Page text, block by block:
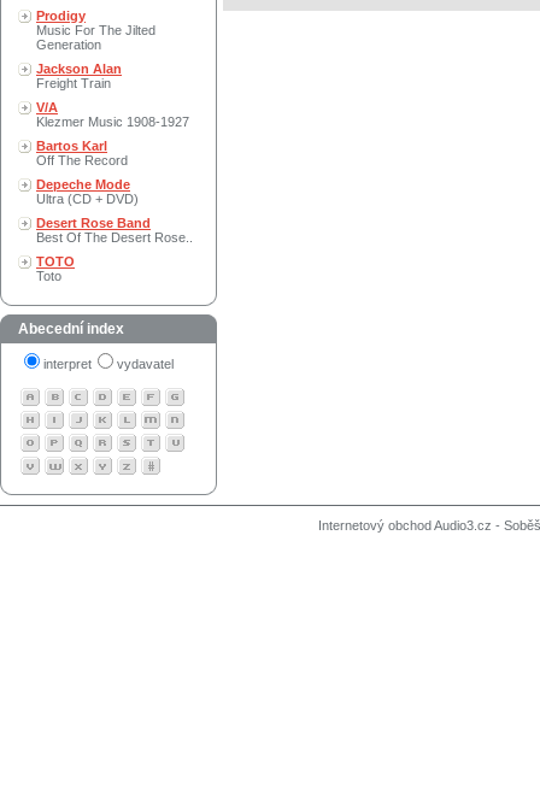
Prodigy
Music For The Jilted
Generation
Jackson Alan
Freight Train
V/A
Klezmer Music 1908-1927
Bartos Karl
Off The Record
Depeche Mode
Ultra (CD + DVD)
Desert Rose Band
Best Of The Desert Rose..
TOTO
Toto
Abecední index
interpret vydavatel
Internetový obchod Audio3.cz -